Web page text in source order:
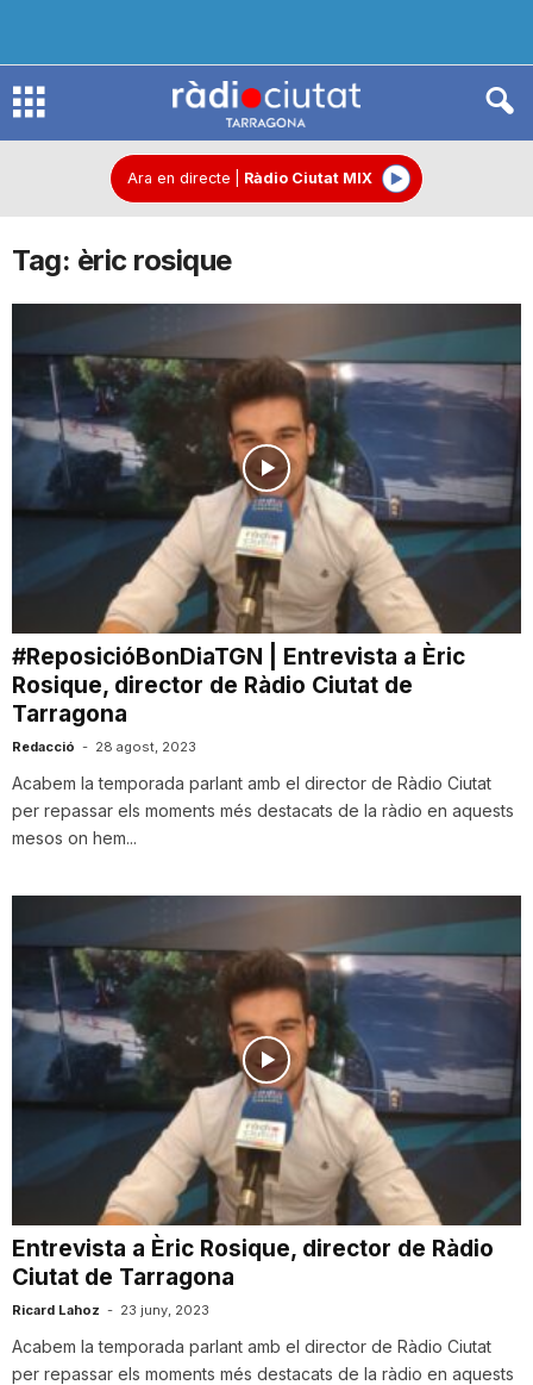
R
d
C
u
t
a
e
r
r
Ara en directe Ràdio Ciutat MIX
Tag: èric rosique
#ReposicióBonDiaTGN | Entrevista a Èric
Rosique, director de Ràdio Ciutat de
Tarragona
Redacció - 28 agost, 2023
Acabem la temporada parlant amb el director de Ràdio Ciutat
per repassar els moments més destacats de la ràdio en aquests
mesos on hem...
Entrevista a Èric Rosique, director de Ràdio
Ciutat de Tarragona
Ricard Lahoz - 23 juny, 2023
Acabem la temporada parlant amb el director de Ràdio Ciutat
per repassar els moments més destacats de la ràdio en aquests